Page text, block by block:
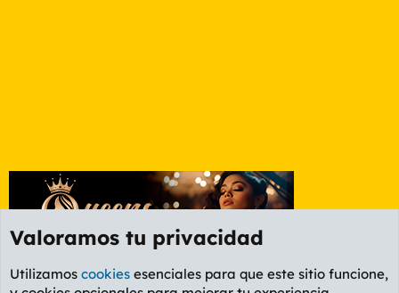
Valoramos tu privacidad
Utilizamos cookies esenciales para que este sitio funcione,